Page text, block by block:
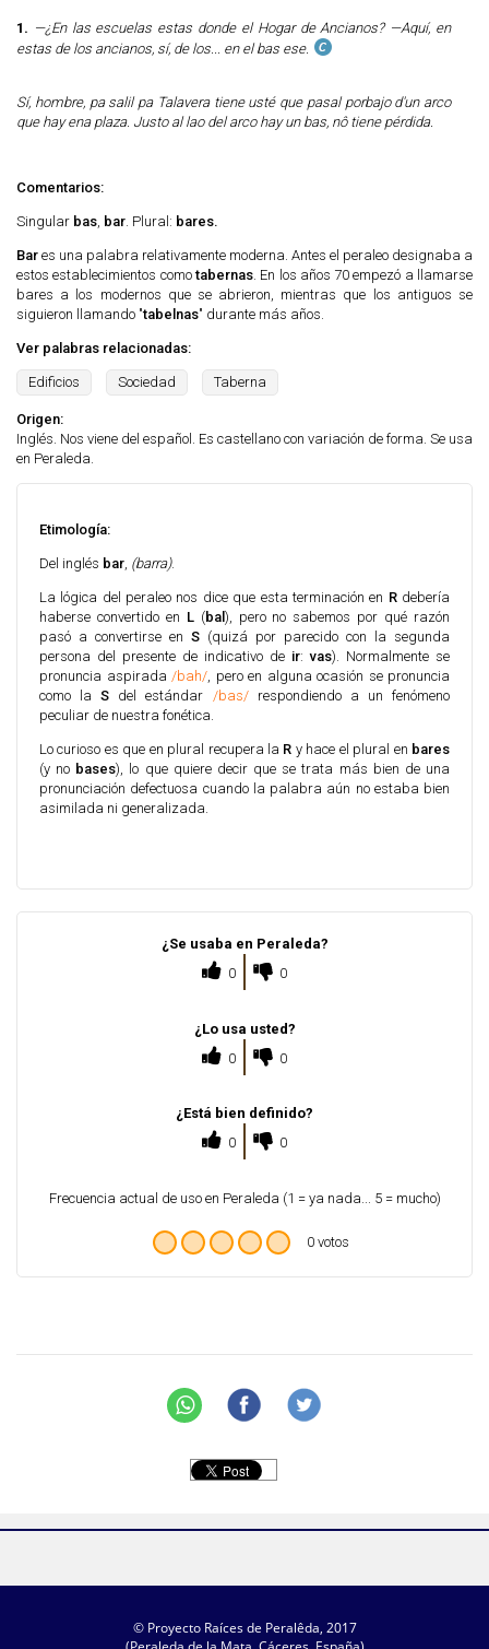
1. —¿En las escuelas estas donde el Hogar de Ancianos? —Aquí, en
estas de los ancianos, sí, de los... en el bas ese.
Sí, hombre, pa salil pa Talavera tiene usté que pasal porbajo d'un arco
que hay ena plaza. Justo al lao del arco hay un bas, nô tiene pérdida.
Comentarios:
Singular bas, bar. Plural: bares.
Bar es una palabra relativamente moderna. Antes el peraleo designaba a
estos establecimientos comotabernas. En los años 70 empezó a llamarse
bares a los modernos que se abrieron, mientras que los antiguos se
siguieron llamando "tabelnas" durante más años.
Ver palabras relacionadas:
Edificios Sociedad Taberna
Origen:
Inglés. Nos viene del español. Es castellano con variación de forma. Se usa
en Peraleda.
Etimología:
Del inglés bar, (barra).
La lógica del peraleo nos dice que esta terminación en Rdebería
haberse convertido en L(bal ), pero no sabemos por qué razón
pasó a convertirse en S (quizá por parecido con la segunda
persona del presente de indicativo de ir:vas). Normalmente se
pronuncia aspirada /bah/, pero en alguna ocasión se pronuncia
como laS del estándar /bas/respondiendo a un fenómeno
peculiar de nuestra fonética.
Lo curioso es que en plural recupera la R y hace el plural en bares
(y no bases), lo que quiere decir que se trata más bien de una
pronunciación defectuosa cuando la palabra aún no estaba bien
asimilada ni generalizada.
¿Se usaba en Peraleda?
0
0
¿Lo usa usted?
0
0
¿Está bien definido?
0
0
Frecuencia actual de uso en Peraleda (1 = ya nada... 5 = mucho)
0 votos
© Proyecto Raíces de Peralêda, 2017